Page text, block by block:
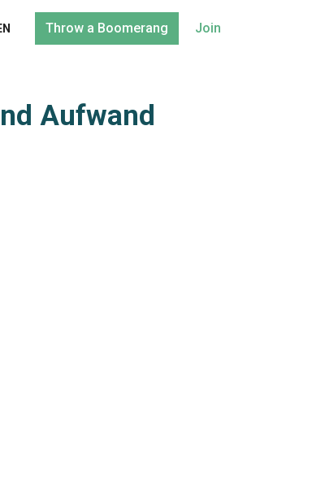
Throw a Boomerang Join
Aufwand